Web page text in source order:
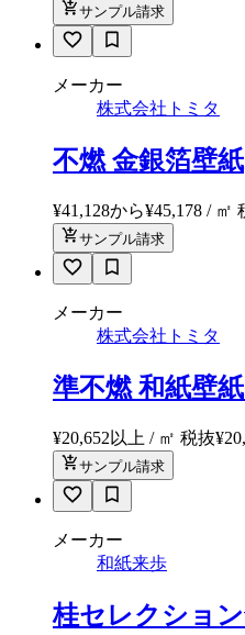
サンプル請求
メーカー
株式会社トミタ
不燃 金銀箔壁紙
¥41,128から¥45,178 / ㎡
サンプル請求
メーカー
株式会社トミタ
準不燃 和紙壁
¥20,652以上 / ㎡ 税抜¥
サンプル請求
メーカー
和紙来歩
桂セレクショ